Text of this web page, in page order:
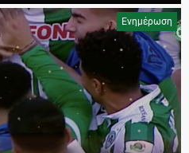
Ενημέρωση